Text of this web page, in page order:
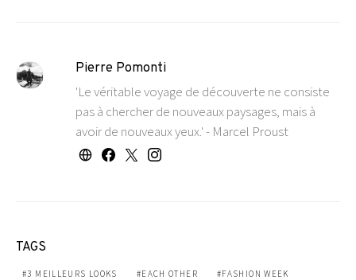
Pierre Pomonti
'Le véritable voyage de découverte ne consiste
pas à chercher de nouveaux paysages, mais à
avoir de nouveaux yeux.' - Marcel Proust
TAGS
3 MEILLEURS LOOKS EACH OTHER FASHION WEEK